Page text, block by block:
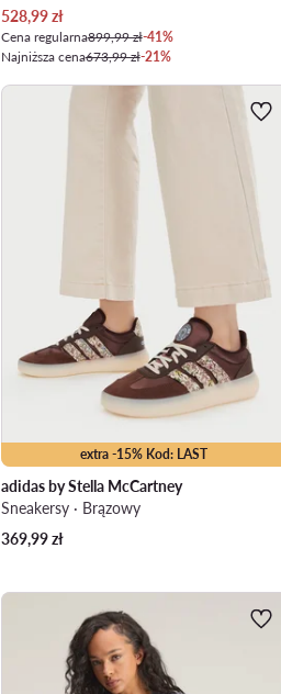
Aktualna cena
528,99zł
Cena regularna899,99 zł-41%
Najniższa cena673,99 zł-21%
extra -15% Kod: LAST
adidas by Stella McCartney
Sneakersy · Brązowy
369,99zł